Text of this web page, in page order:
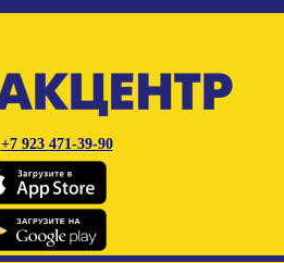
+7 923 471-39-90